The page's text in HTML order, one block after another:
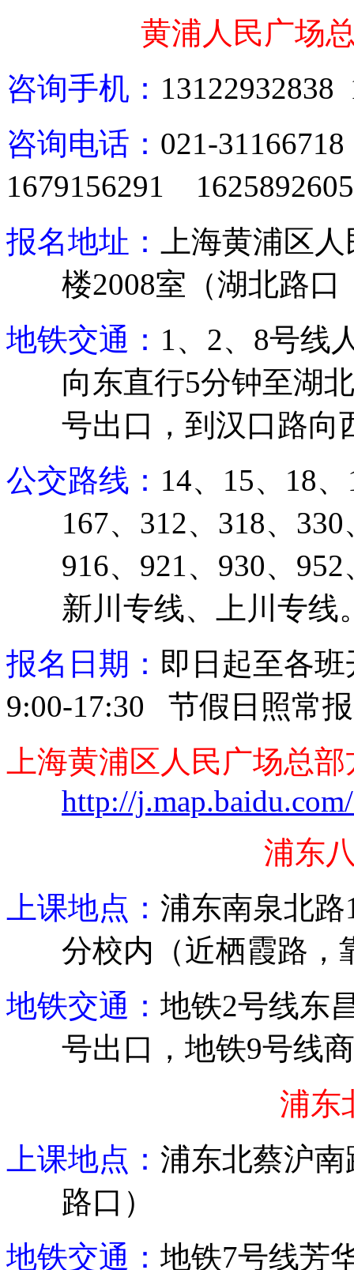
黄浦人民广场
咨询手机： 13122932838
咨询电话： 021-
1679156291 1625892605
报名地址：
上海黄浦区
楼2008室（湖北路口
地铁交通： 1、 2、 8号线
向东直行5分钟至湖
号出口，到汉口路向
公交路线： 14、 15、 18、
167、 312、 318、 330
916、 921、 930、 952
新川专线、上川专线
报名日期： 即日起至各
9:00-17:30 节假日照常
上海黄浦区人民广场总
http://
浦东
上课地点： 浦东南泉北路
分校内（近栖霞路，
地铁交通： 地铁2号线东
号出口，地铁9号线
浦东
上课地点： 浦东北蔡沪南
路口）
地铁交通： 地铁7号线芳